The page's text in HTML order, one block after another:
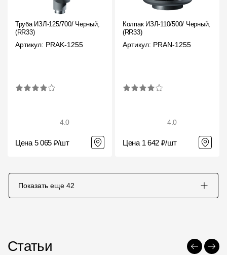
Труба ИЗЛ-125/700/ Черный,
(RR33)
Артикул: PRAK-1255
4.0
Цена 5 065 ₽/шт
Колпак ИЗЛ-110/500/ Черный,
(RR33)
Артикул: PRAN-1255
4.0
Цена 1 642 ₽/шт
Показать еще 42
Статьи